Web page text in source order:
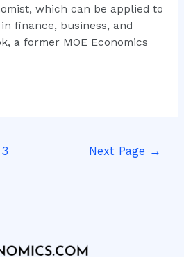
which can be applied to
finance, business, and
a former MOE Economics
3 Next Page →